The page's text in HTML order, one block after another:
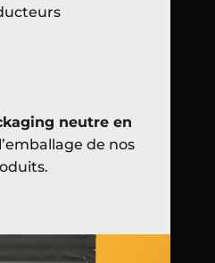
neutre en
de nos